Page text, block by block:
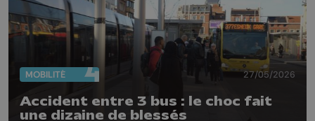
MOBILITÉ 27/05/2026
Accident entre 3 bus : le choc fait
une dizaine de blessés